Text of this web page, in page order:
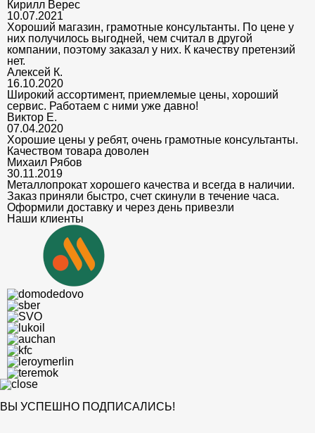
Кирилл Верес
10.07.2021
Хороший магазин, грамотные консультанты. По цене у
них получилось выгодней, чем считал в другой
компании, поэтому заказал у них. К качеству претензий
нет.
Алексей К.
16.10.2020
Широкий ассортимент, приемлемые цены, хороший
сервис. Работаем с ними уже давно!
Виктор Е.
07.04.2020
Хорошие цены у ребят, очень грамотные консультанты.
Качеством товара доволен
Михаил Рябов
30.11.2019
Металлопрокат хорошего качества и всегда в наличии.
Заказ приняли быстро, счет скинули в течение часа.
Оформили доставку и через день привезли
Наши клиенты
ВЫ УСПЕШНО ПОДПИСАЛИСЬ!